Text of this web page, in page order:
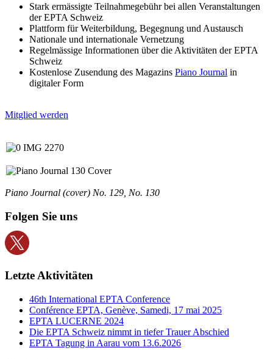
Stark ermässigte Teilnahmegebühr bei allen Veranstaltungen
der EPTA Schweiz
Plattform für Weiterbildung, Begegnung und Austausch
Nationale und internationale Vernetzung
Regelmässige Informationen über die Aktivitäten der EPTA
Schweiz
Kostenlose Zusendung des Magazins Piano Journal in
digitaler Form
Mitglied werden
Piano Journal (cover) No. 129, No. 130
Folgen Sie uns
Letzte Aktivitäten
46th International EPTA Conference
Conférence EPTA, Genève, Samedi, 17 mai 2025
EPTA LUCERNE 2024
Die EPTA Schweiz nimmt in tiefer Trauer Abschied
EPTA Tagung in Aarau vom 13.6.2026